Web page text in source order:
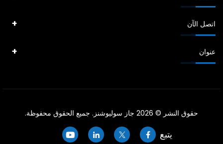
اتصل الآن
عنوان
حقوق النشر © 2026 جاز سوليوشنز. جميع الحقوق محفوظة.
يتبع